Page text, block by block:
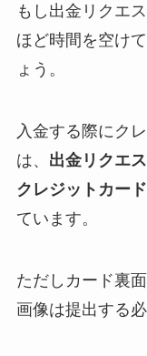
もし出金リクエ
ほど時間を空け
ょう。
入金する際にク
は、 出金リクエ
クレジットカー
ています。
ただしカード裏
画像は提出する